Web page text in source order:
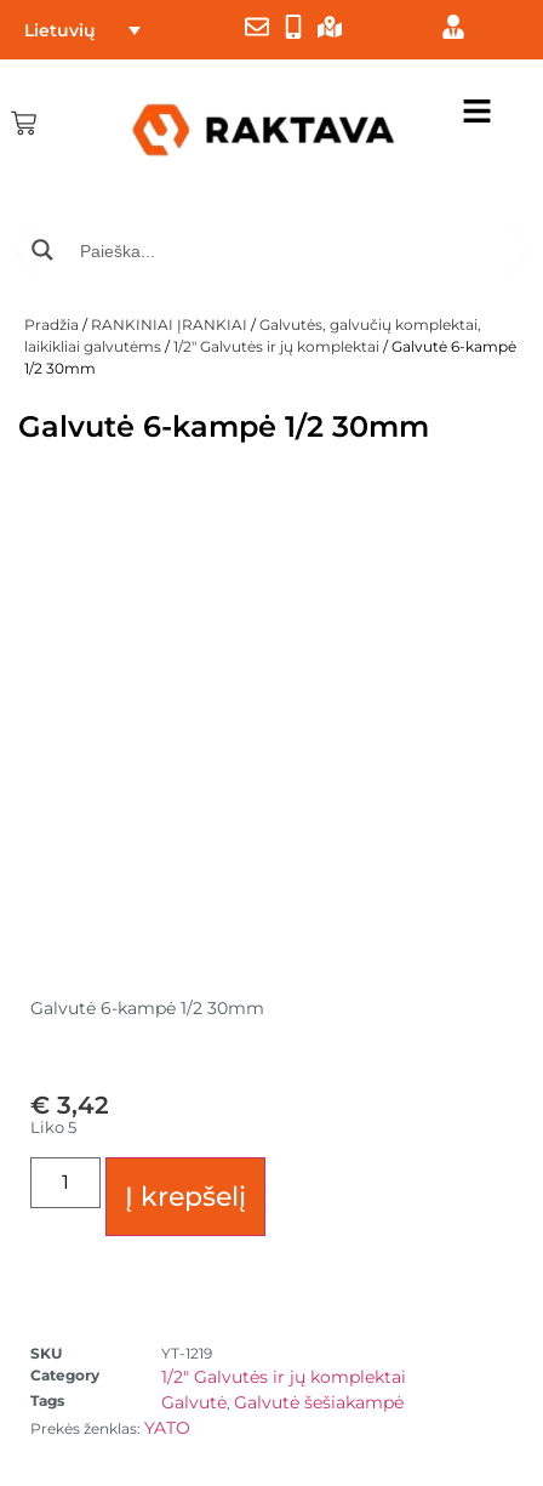
Lietuvių
Pradžia / RANKINIAI ĮRANKIAI /Galvutės, galvučių komplektai,
laikikliai galvutėms /1/2" Galvutės ir jų komplektai / Galvutė 6-kampė
1/2 30mm
Galvutė 6-kampė 1/2 30mm
Galvutė 6-kampė 1/2 30mm
€ 3,42
Liko 5
Į krepšelį
SKU
YT-1219
Category
1/2" Galvutės ir jų komplektai
Tags Galvutė Galvutė šešiakampė
Prekės ženklas: YATO